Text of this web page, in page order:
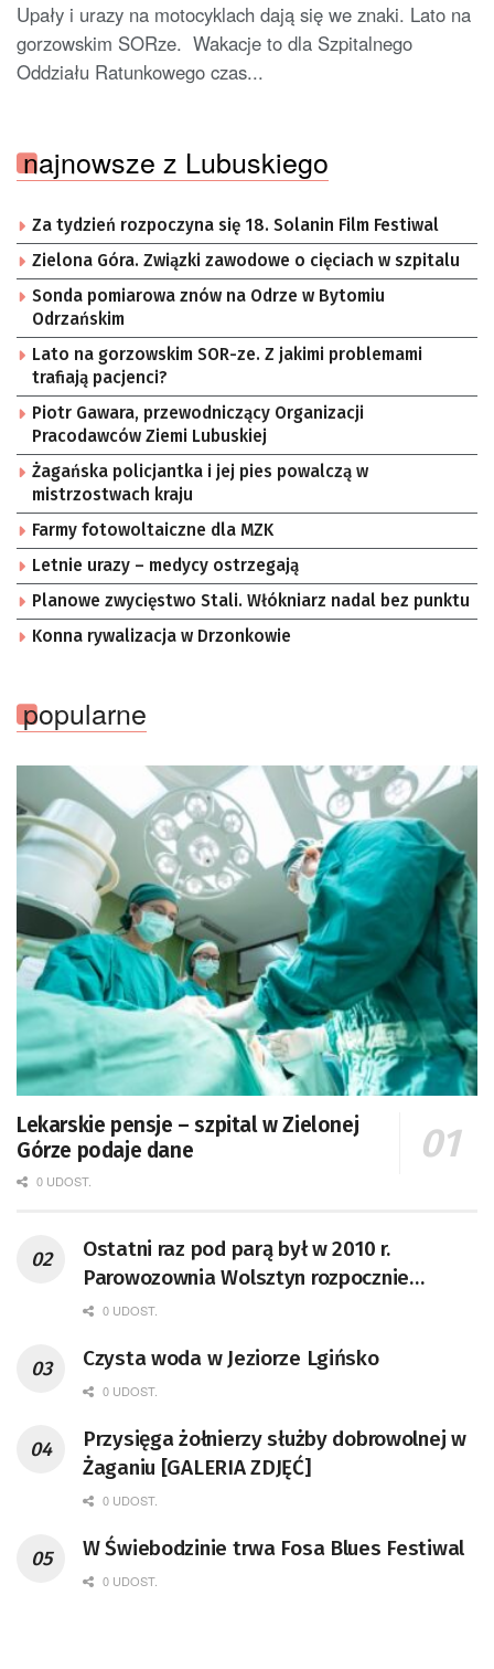
Upały i urazy na motocyklach dają się we znaki. Lato na
gorzowskim SORze. Wakacje to dla Szpitalnego
Oddziału Ratunkowego czas...
najnowsze z Lubuskiego
Za tydzień rozpoczyna się 18. Solanin Film Festiwal
Zielona Góra. Związki zawodowe o cięciach w szpitalu
Sonda pomiarowa znów na Odrze w Bytomiu
Odrzańskim
Lato na gorzowskim SOR-ze. Z jakimi problemami
trafiają pacjenci?
Piotr Gawara, przewodniczący Organizacji
Pracodawców Ziemi Lubuskiej
Żagańska policjantka i jej pies powalczą w
mistrzostwach kraju
Farmy fotowoltaiczne dla MZK
Letnie urazy – medycy ostrzegają
Planowe zwycięstwo Stali. Włókniarz nadal bez punktu
Konna rywalizacja w Drzonkowie
popularne
Lekarskie pensje – szpital w Zielonej
Górze podaje dane
0 UDOST.
Ostatni raz pod parą był w 2010 r.
Parowozownia Wolsztyn rozpocznie
remont unikatowego Tr5-65
0 UDOST.
Czysta woda w Jeziorze Lgińsko
0 UDOST.
Przysięga żołnierzy służby dobrowolnej w
Żaganiu [GALERIA ZDJĘĆ]
0 UDOST.
W Świebodzinie trwa Fosa Blues Festiwal
0 UDOST.